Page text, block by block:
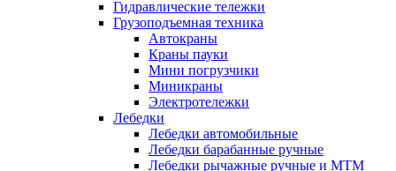
Гидравлические тележки
Грузоподъемная техника
Автокраны
Краны пауки
Мини погрузчики
Миникраны
Электротележки
Лебедки
Лебедки автомобильные
Лебедки барабанные ручные
Лебедки рычажные ручные и МТМ